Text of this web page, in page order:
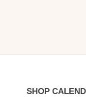
SHOP